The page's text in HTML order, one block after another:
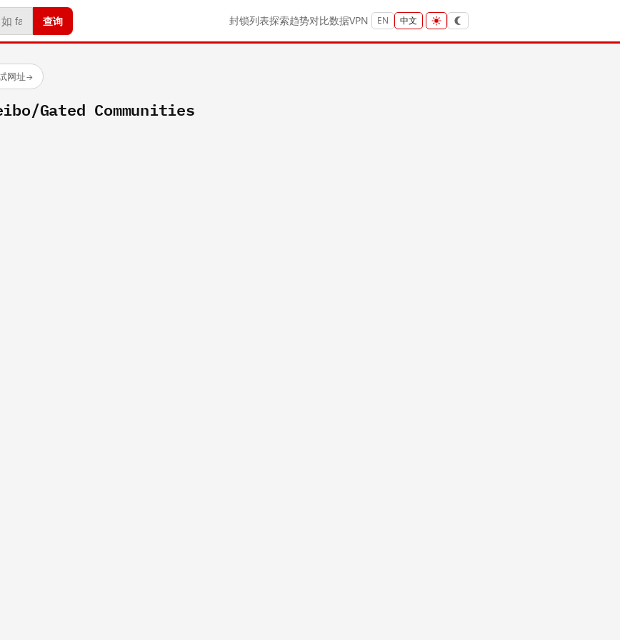
查询 封锁列表探索趋势对比数据VPN EN 中文
网址→
Gated Communities